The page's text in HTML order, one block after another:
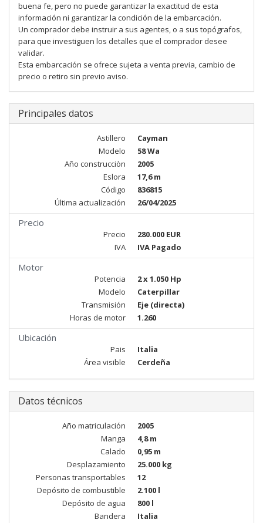
buena fe, pero no puede garantizar la exactitud de esta
información ni garantizar la condición de la embarcación.
Un comprador debe instruir a sus agentes, o a sus topógrafos,
para que investiguen los detalles que el comprador desee
validar.
Esta embarcación se ofrece sujeta a venta previa, cambio de
precio o retiro sin previo aviso.
Principales datos
Astillero
Cayman
Modelo
58 Wa
Año construcciòn
2005
Eslora
17,6 m
Código
836815
Última actualización
26/04/2025
Precio
Precio
280.000 EUR
IVA
IVA Pagado
Motor
Potencia
2 x 1.050 Hp
Modelo
Caterpillar
Transmisión
Eje (directa)
Horas de motor
1.260
Ubicación
Pais
Italia
Área visible
Cerdeña
Datos técnicos
Año matriculación
2005
Manga
4,8 m
Calado
0,95 m
Desplazamiento
25.000 kg
Personas transportables
12
Depósito de combustible
2.100 l
Depósito de agua
800 l
Bandera
Italia